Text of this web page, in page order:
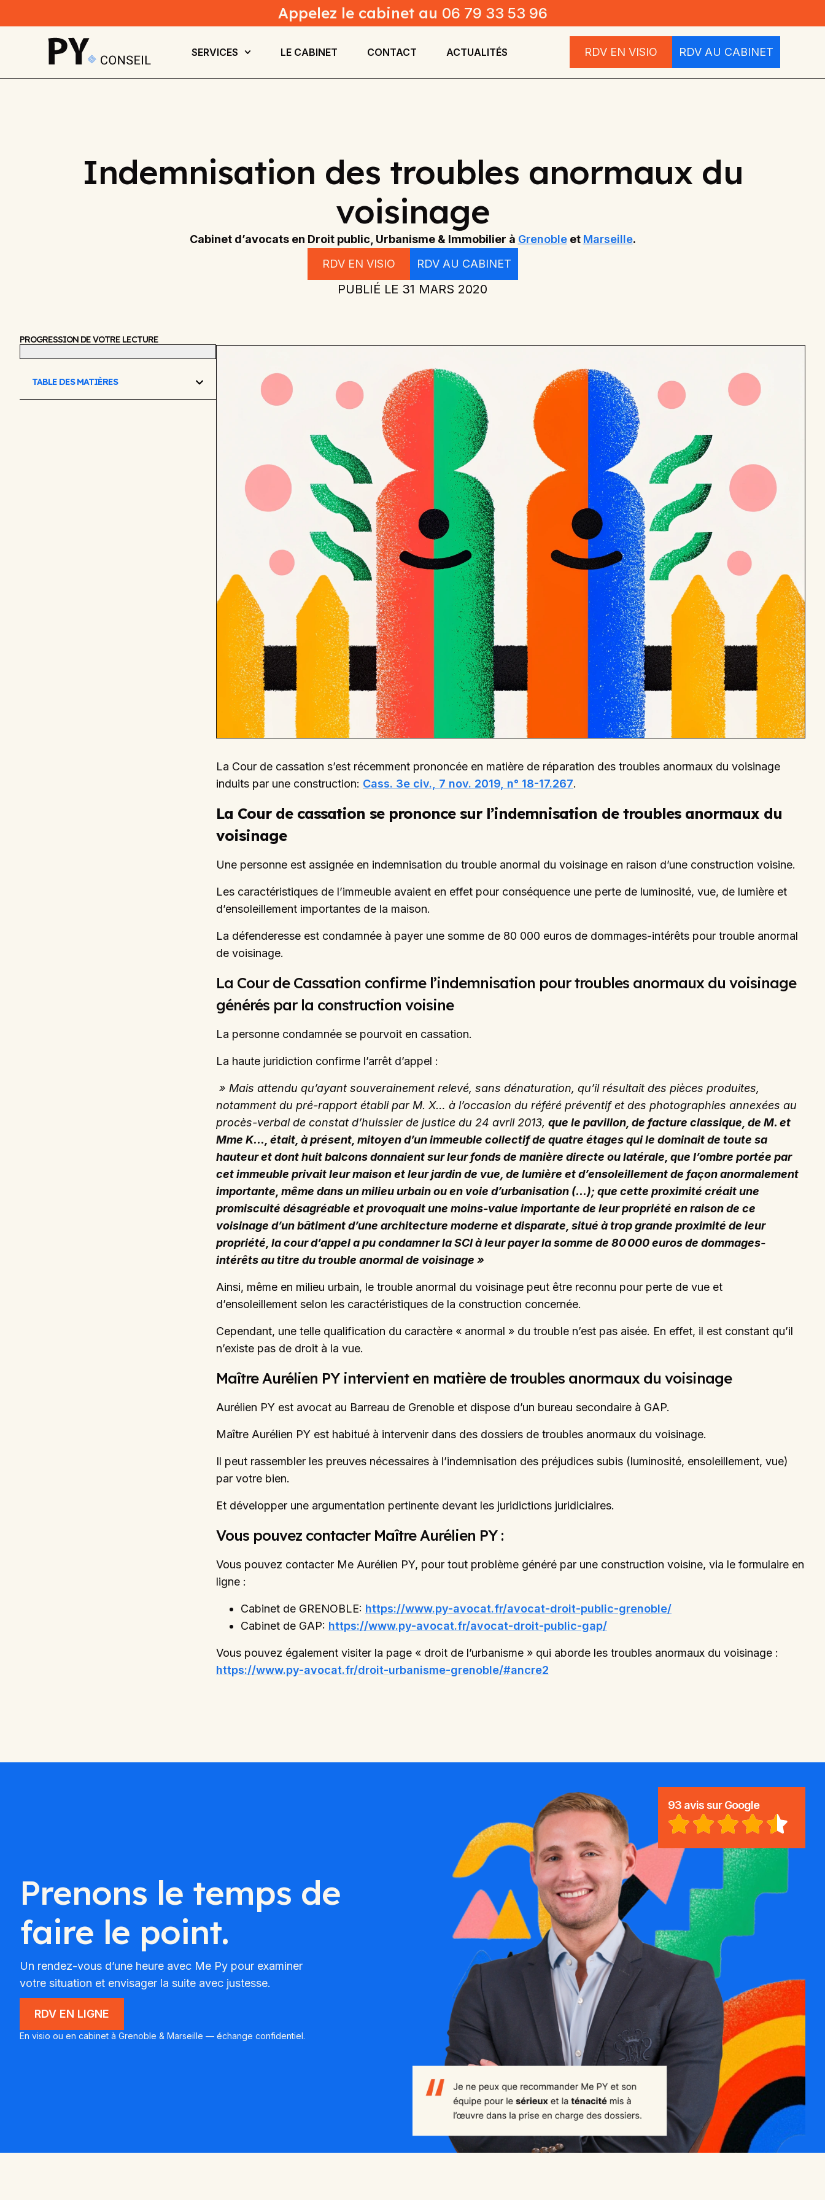
Appelez le cabinet au 06 79 33 53 96
SERVICES LE CABINET CONTACT ACTUALITÉS RDV EN VISIO RDV AU CABINET
Indemnisation des troubles anormaux du
voisinage
Cabinet d’avocats en Droit public, Urbanisme & Immobilier à Grenobleet Marseille.
RDV EN VISIO
RDV AU CABINET
PUBLIÉ LE 31 MARS 2020
PROGRESSION DE VOTRE LECTURE
TABLE DES MATIÈRES
La Cour de cassation s’est récemment prononcée en matière de réparation des troubles anormaux du voisinage
induits par une construction: Cass. 3e civ., 7 nov. 2019, n° 18-17.267.
La Cour de cassation se prononce sur l’indemnisation de troubles anormaux du
voisinage
Une personne est assignée en indemnisation du trouble anormal du voisinage en raison d’une construction voisine.
Les caractéristiques de l’immeuble avaient en effet pour conséquence une perte de luminosité, vue, de lumière et
d’ensoleillement importantes de la maison.
La défenderesse est condamnée à payer une somme de 80 000 euros de dommages-intérêts pour trouble anormal
de voisinage.
La Cour de Cassation confirme l’indemnisation pour troubles anormaux du voisinage
générés par la construction voisine
La personne condamnée se pourvoit en cassation.
La haute juridiction confirme l’arrêt d’appel :
» Mais attendu qu’ayant souverainement relevé, sans dénaturation, qu’il résultait des pièces produites,
notamment du pré-rapport établi par M. X… à l’occasion du référé préventif et des photographies annexées au
procès-verbal de constat d’huissier de justice du 24 avril 2013, que le pavillon, de facture classique, de M. et
Mme K…, était, à présent, mitoyen d’un immeuble collectif de quatre étages qui le dominait de toute sa
hauteur et dont huit balcons donnaient sur leur fonds de manière directe ou latérale, que l’ombre portée par
cet immeuble privait leur maison et leur jardin de vue, de lumière et d’ensoleillement de façon anormalement
importante, même dans un milieu urbain ou en voie d’urbanisation (…); que cette proximité créait une
promiscuité désagréable et provoquait une moins-value importante de leur propriété en raison de ce
voisinage d’un bâtiment d’une architecture moderne et disparate, situé à trop grande proximité de leur
propriété, la cour d’appel a pu condamner la SCI à leur payer la somme de 80 000 euros de dommages-
intérêts au titre du trouble anormal de voisinage »
Ainsi, même en milieu urbain, le trouble anormal du voisinage peut être reconnu pour perte de vue et
d’ensoleillement selon les caractéristiques de la construction concernée.
Cependant, une telle qualification du caractère « anormal » du trouble n’est pas aisée. En effet, il est constant qu’il
n’existe pas de droit à la vue.
Maître Aurélien PY intervient en matière de troubles anormaux du voisinage
Aurélien PY est avocat au Barreau de Grenoble et dispose d’un bureau secondaire à GAP.
Maître Aurélien PY est habitué à intervenir dans des dossiers de troubles anormaux du voisinage.
Il peut rassembler les preuves nécessaires à l’indemnisation des préjudices subis (luminosité, ensoleillement, vue)
par votre bien.
Et développer une argumentation pertinente devant les juridictions juridiciaires.
Vous pouvez contacter Maître Aurélien PY :
Vous pouvez contacter Me Aurélien PY, pour tout problème généré par une construction voisine, via le formulaire en
ligne :
Cabinet de GRENOBLE: https://www.py-avocat.fr/avocat-droit-public-grenoble/
Cabinet de GAP: https://www.py-avocat.fr/avocat-droit-public-gap/
Vous pouvez également visiter la page « droit de l’urbanisme » qui aborde les troubles anormaux du voisinage :
https://www.py-avocat.fr/droit-urbanisme-grenoble/#ancre2
Prenons le temps de
faire le point.
Un rendez-vous d’une heure avec Me Py pour examiner
votre situation et envisager la suite avec justesse.
RDV EN LIGNE
En visio ou en cabinet à Grenoble & Marseille — échange confidentiel.
93 avis sur Google